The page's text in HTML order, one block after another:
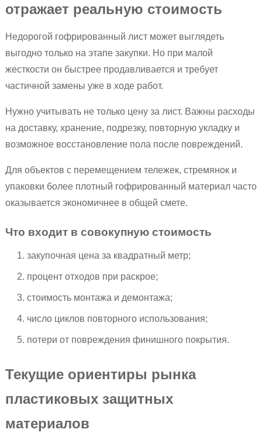
отражает реальную стоимость
Недорогой гофрированный лист может выглядеть
выгодно только на этапе закупки. Но при малой
жесткости он быстрее продавливается и требует
частичной замены уже в ходе работ.
Нужно учитывать не только цену за лист. Важны расходы
на доставку, хранение, подрезку, повторную укладку и
возможное восстановление пола после повреждений.
Для объектов с перемещением тележек, стремянок и
упаковки более плотный гофрированный материал часто
оказывается экономичнее в общей смете.
Что входит в совокупную стоимость
закупочная цена за квадратный метр;
процент отходов при раскрое;
стоимость монтажа и демонтажа;
число циклов повторного использования;
потери от повреждения финишного покрытия.
Текущие ориентиры рынка
пластиковых защитных
материалов